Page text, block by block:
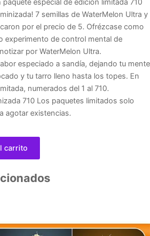
paquete especial de edición limitada 710
7 semillas de WaterMelon Ultra y
por el precio de 5. Ofrézcase como
experimento de control mental de
por WaterMelon Ultra.
especiado a sandía, dejando tu mente
y tu tarro lleno hasta los topes. En
numerados del 1 al 710.
710 Los paquetes limitados solo
agotar existencias.
carrito